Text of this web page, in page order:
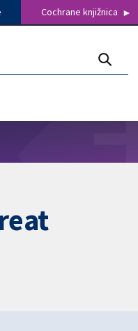
Cochrane knjižnica